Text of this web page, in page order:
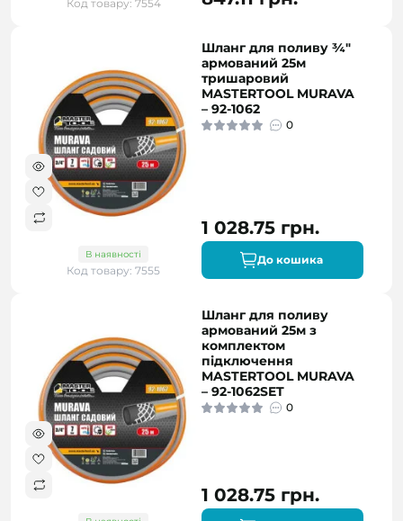
Код товару: 7554
В наявності
Код товару: 7555
Шланг для поливу ¾"
армований 25м
тришаровий
MASTERTOOL MURAVA
– 92-1062
0
1 028.75 грн.
До кошика
Шланг для поливу
армований 25м з
комплектом
підключення
MASTERTOOL MURAVA
– 92-1062SET
0
1 028.75 грн.